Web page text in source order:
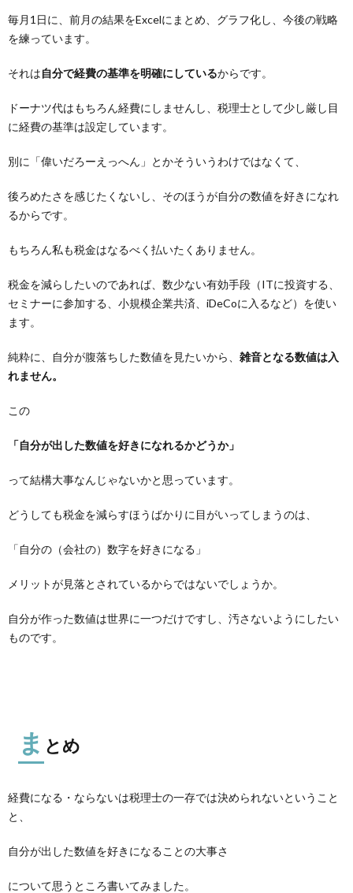
毎月1日に、前月の結果をExcelにまとめ、グラフ化し、今後の戦略
を練っています。
それは自分で経費の基準を明確にしているからです。
ドーナツ代はもちろん経費にしませんし、税理士として少し厳し目
に経費の基準は設定しています。
別に「偉いだろーえっへん」とかそういうわけではなくて、
後ろめたさを感じたくないし、そのほうが自分の数値を好きになれ
るからです。
もちろん私も税金はなるべく払いたくありません。
税金を減らしたいのであれば、数少ない有効手段（ITに投資する、
セミナーに参加する、小規模企業共済、iDeCoに入るなど）を使い
ます。
純粋に、自分が腹落ちした数値を見たいから、 雑音となる数値は入
れません。
この
「自分が出した数値を好きになれるかどうか」
って結構大事なんじゃないかと思っています。
どうしても税金を減らすほうばかりに目がいってしまうのは、
「自分の（会社の）数字を好きになる」
メリットが見落とされているからではないでしょうか。
自分が作った数値は世界に一つだけですし、汚さないようにしたい
ものです。
ま とめ
経費になる・ならないは税理士の一存では決められないということ
と、
自分が出した数値を好きになることの大事さ
について思うところ書いてみました。